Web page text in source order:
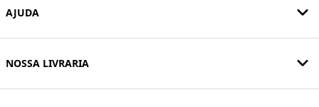
AJUDA
NOSSA LIVRARIA